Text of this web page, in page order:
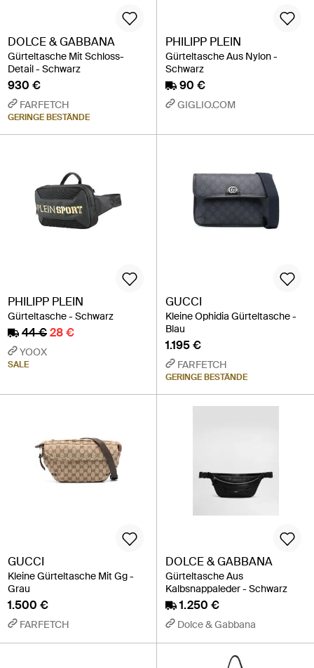
DOLCE & GABBANA
Gürteltasche Mit Schloss-
Detail - Schwarz
930 €
FARFETCH
GERINGE BESTÄNDE
PHILIPP PLEIN
Gürteltasche Aus Nylon -
Schwarz
90 €
GIGLIO.COM
PHILIPP PLEIN
Gürteltasche - Schwarz
44 €28 €
YOOX
SALE
GUCCI
Kleine Ophidia Gürteltasche -
Blau
1.195 €
FARFETCH
GERINGE BESTÄNDE
GUCCI
Kleine Gürteltasche Mit Gg -
Grau
1.500 €
FARFETCH
DOLCE & GABBANA
Gürteltasche Aus
Kalbsnappaleder - Schwarz
1.250 €
Dolce & Gabbana